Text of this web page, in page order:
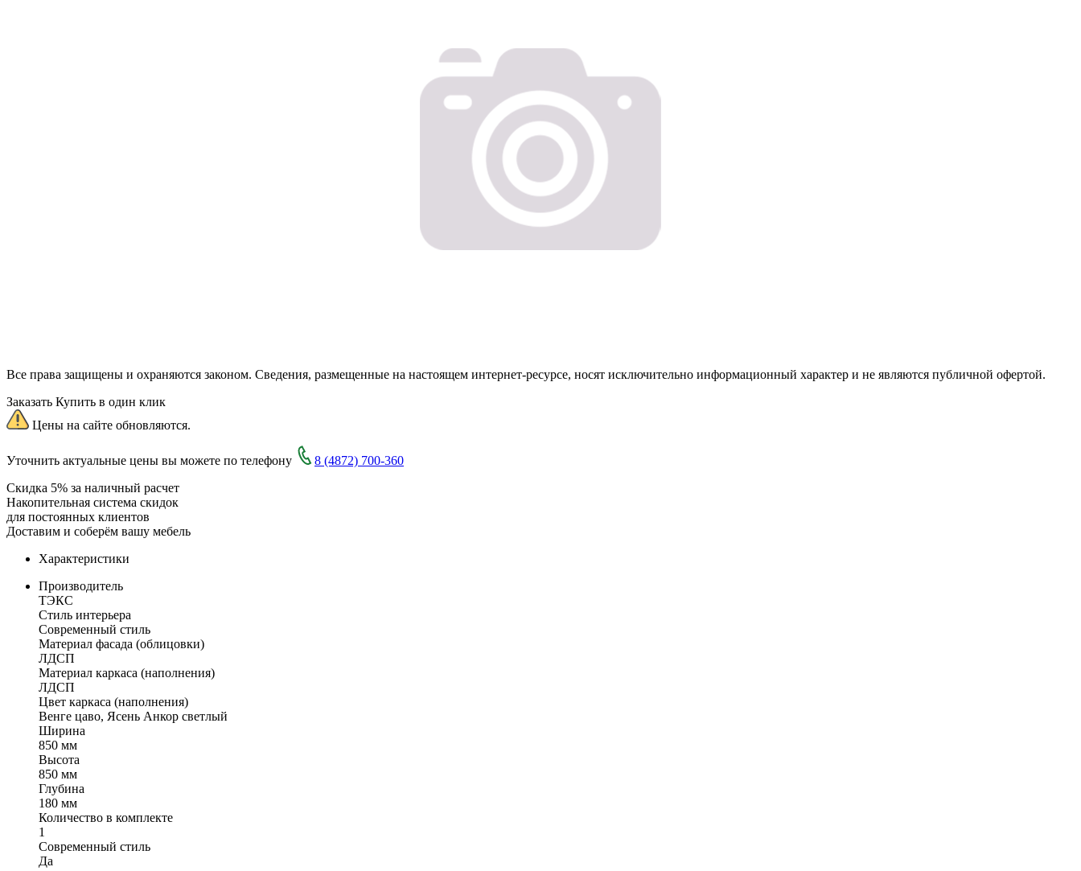
Все права защищены и охраняются законом. Сведения, размещенные на настоящем интернет-ресурсе, носят исключительно информационный характер и не являются публичной офертой.
Заказать Купить в один клик
Цены на сайте обновляются.
Уточнить актуальные цены вы можете по телефону
8 (4872) 700-360
Скидка 5% за наличный расчет
Накопительная система скидок
для постоянных клиентов
Доставим и соберём вашу мебель
Характеристики
Производитель
ТЭКС
Стиль интерьера
Современный стиль
Материал фасада (облицовки)
ЛДСП
Материал каркаса (наполнения)
ЛДСП
Цвет каркаса (наполнения)
Венге цаво, Ясень Анкор светлый
Ширина
850 мм
Высота
850 мм
Глубина
180 мм
Количество в комплекте
1
Современный стиль
Да